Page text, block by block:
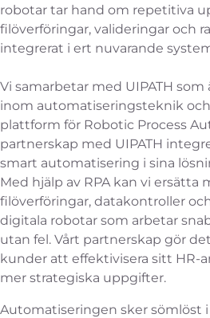
robotar tar hand om repetitiva
filöverföringar, valideringar och
integrerat i ert nuvarande
Vi samarbetar med UIPATH som
inom automatiseringsteknik
plattform för Robotic Process
partnerskap med UIPATH
smart automatisering i sina
Med hjälp av RPA kan vi
filöverföringar, datakontroller
digitala robotar som arbetar
utan fel. Vårt partnerskap gör
kunder att effektivisera sitt HR-
mer strategiska uppgifter.
Automatiseringen sker sömlöst